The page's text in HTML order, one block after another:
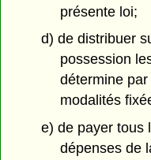
présente loi;
d) de distribuer
possession
détermine
modalités
e) de payer tous
dépenses de